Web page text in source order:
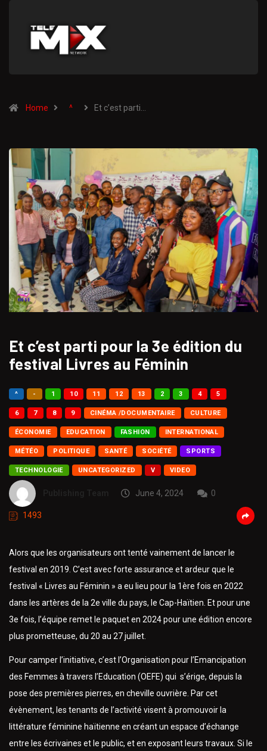
Home ^ Et c’est parti…
Et c’est parti pour la 3e édition du
festival Livres au Féminin
^ - 1 10 11 12 13 2 3 4 5
6 7 8 9 CINÉMA /DOCUMENTAIRE CULTURE
ÉCONOMIE EDUCATION FASHION INTERNATIONAL
MÉTÉO POLITIQUE SANTÉ SOCIÉTÉ SPORTS
TECHNOLOGIE UNCATEGORIZED V VIDEO
June 4, 2024 0
1493
Alors que les organisateurs ont tenté vainement de lancer le
festival en 2019. C’est avec forte assurance et ardeur que le
festival « Livres au Féminin » a eu lieu pour la 1ère fois en 2022
dans les artères de la 2e ville du pays, le Cap-Haïtien. Et pour une
3e fois, l’équipe remet le paquet en 2024 pour une édition encore
plus prometteuse, du 20 au 27 juillet.
Pour camper l’initiative, c’est l’Organisation pour l’Emancipation
des Femmes à travers l’Education (OEFE) qui s’érige, depuis la
pose des premières pierres, en cheville ouvrière. Par cet
évènement, les tenants de l’activité visent à promouvoir la
littérature féminine haïtienne en créant un espace d’échange
entre les écrivaines et le public, et en exposant leurs travaux. Si le